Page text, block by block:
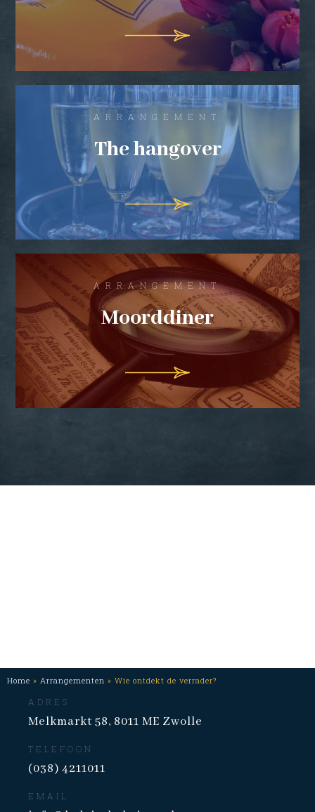
ARRANGEMENT
The hangover
ARRANGEMENT
Moorddiner
Home » Arrangementen » Wie ontdekt de verrader?
Belgische
ADRES
Melkmarkt 58, 8011 ME Zwolle
TELEFOON
(038) 4211011
EMAIL